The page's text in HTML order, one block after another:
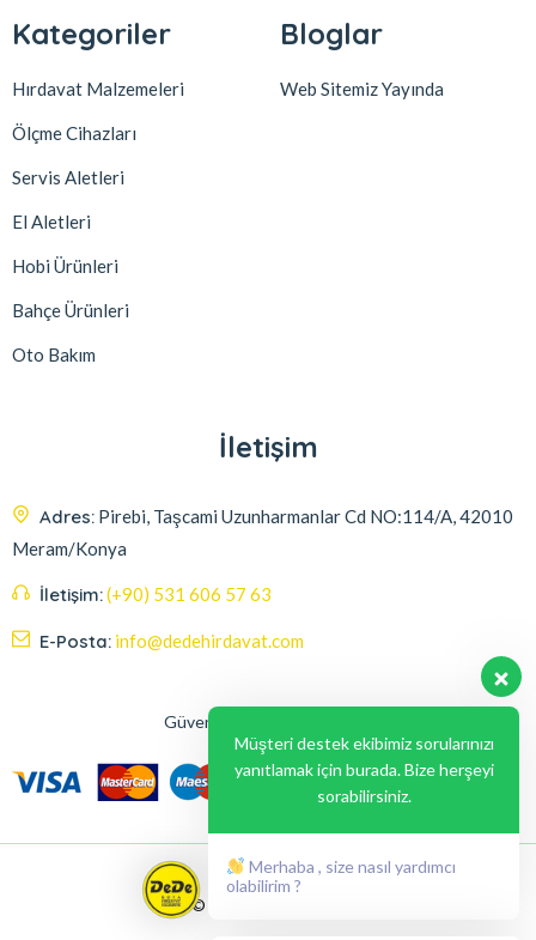
Kategoriler
Hırdavat Malzemeleri
Ölçme Cihazları
Servis Aletleri
El Aletleri
Hobi Ürünleri
Bahçe Ürünleri
Oto Bakım
Bloglar
Web Sitemiz Yayında
İletişim
Adres: Pirebi, Taşcami Uzunharmanlar Cd NO:114/A, 42010
Meram/Konya
İletişim:(+90) 531 606 57 63
E-Posta: info@dedehirdavat.com
Güvenli Ödeme Seçenekleri
© 2024, Liabil Dizayn
Müşteri destek ekibimiz sorularınızı
yanıtlamak için burada. Bize herşeyi
sorabilirsiniz.
Merhaba , size nasıl yardımcı
olabilirim ?